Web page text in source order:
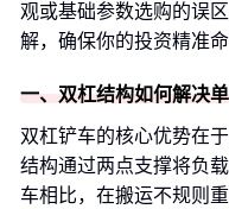
观或基础参数选购的误
解，确保你的投资精准命
一、双杠结构如何解决
双杠铲车的核心优势在
结构通过两点支撑将负
车相比，在搬运不规则